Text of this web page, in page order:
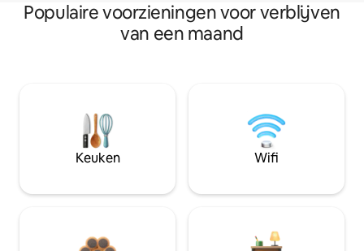
Populaire voorzieningen voor verblijven
van een maand
Keuken Wifi